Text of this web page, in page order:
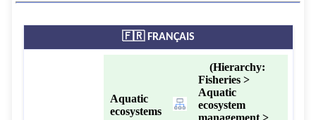
per thousand a
🇫🇷 FRANÇAIS
Aquatic
ecosystems
(Hierarchy:
Fisheries >
Aquatic
ecosystem
management >